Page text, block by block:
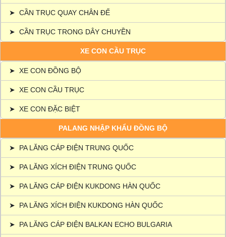
➤ CẦN TRỤC QUAY CHÂN ĐẾ
➤ CẦN TRỤC TRONG DÂY CHUYỀN
XE CON CẦU TRỤC
➤ XE CON ĐỒNG BỘ
➤ XE CON CẦU TRỤC
➤ XE CON ĐẶC BIỆT
PALANG NHẬP KHẨU ĐỒNG BỘ
➤ PA LĂNG CÁP ĐIỆN TRUNG QUỐC
➤ PA LĂNG XÍCH ĐIỆN TRUNG QUỐC
➤ PA LĂNG CÁP ĐIỆN KUKDONG HÀN QUỐC
➤ PA LĂNG XÍCH ĐIỆN KUKDONG HÀN QUỐC
➤ PA LĂNG CÁP ĐIỆN BALKAN ECHO BULGARIA